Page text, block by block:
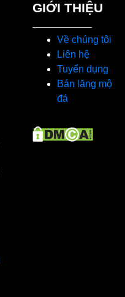
GIỚI THIỆU
Về chúng tôi
Liên hệ
Tuyển dụng
Bán lăng mộ
đá